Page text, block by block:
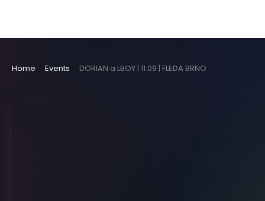
Home Events DORIAN a LBOY | 11.09 | FLEDA BRNO